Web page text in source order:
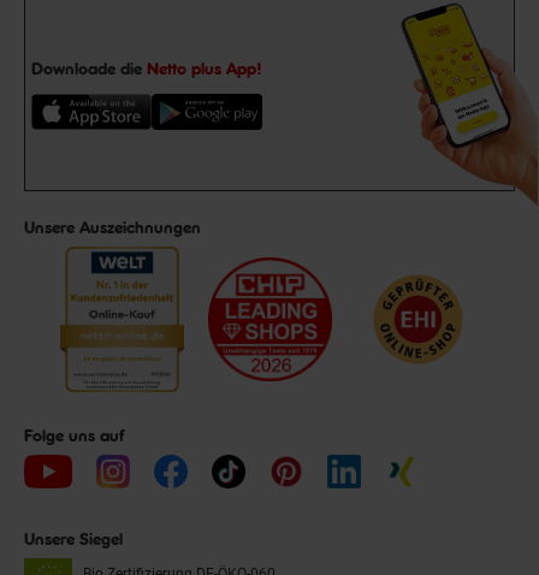
Downloade die Netto plus App!
Unsere Auszeichnungen
Folge uns auf
Unsere Siegel